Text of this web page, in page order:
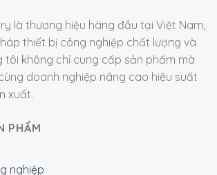
là thương hiệu hàng đầu tại Việt Nam,
thiết bị công nghiệp chất lượng và
tôi không chỉ cung cấp sản phẩm mà
doanh nghiệp nâng cao hiệu suất
xuất.
PHẨM
nghiệp